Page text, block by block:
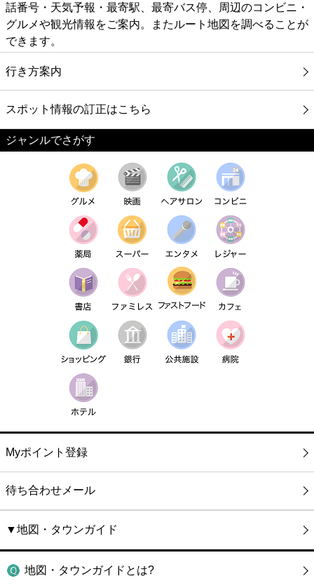
話番号・天気予報・最寄駅、最寄バス停、周辺のコンビニ・
グルメや観光情報をご案内。またルート地図を調べることが
できます。
行き方案内
スポット情報の訂正はこちら
ジャンルでさがす
Myポイント登録
待ち合わせメール
▼地図・タウンガイド
地図・タウンガイドとは?